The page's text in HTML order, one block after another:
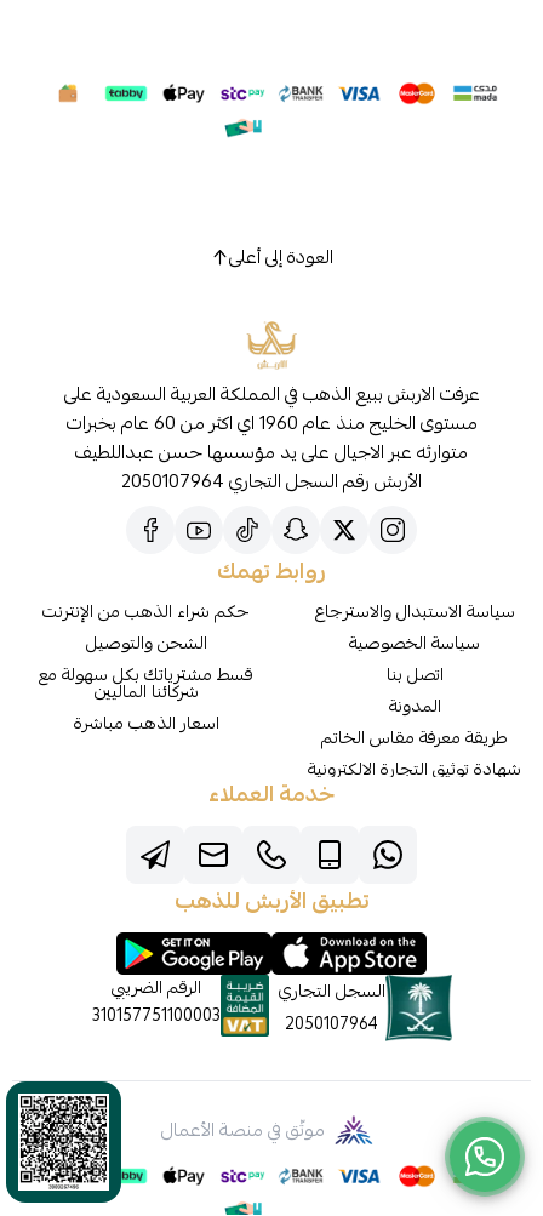
العودة إلى أعلى
عرفت الاربش ببيع الذهب في المملكة العربية السعودية على
مستوى الخليج منذ عام 1960 اي اكثر من 60 عام بخبرات
متوارثه عبر الاجيال على يد مؤسسها حسن عبداللطيف
الأربش رقم السجل التجاري 2050107964
روابط تهمك
سياسة الاستبدال والاسترجاع
سياسة الخصوصية
اتصل بنا
المدونة
طريقة معرفة مقاس الخاتم
شهادة توثيق التجارة الالكترونية
حكم شراء الذهب من الإنترنت
الشحن والتوصيل
قسط مشترياتك بكل سهولة مع
شركائنا الماليين
اسعار الذهب مباشرة
خدمة العملاء
تطبيق الأربش للذهب
السجل التجاري
2050107964
الرقم الضريبي
310157751100003
موثّق في منصة الأعمال